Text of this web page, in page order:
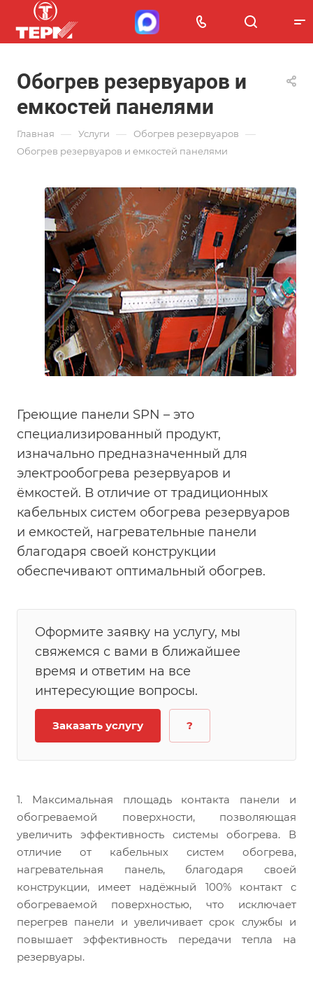
Обогрев резервуаров и
емкостей панелями
Главная — Услуги — Обогрев резервуаров —
Обогрев резервуаров и емкостей панелями
Греющие панели SPN – это
специализированный продукт,
изначально предназначенный для
электрообогрева резервуаров и
ёмкостей. В отличие от традиционных
кабельных систем обогрева резервуаров
и емкостей, нагревательные панели
благодаря своей конструкции
обеспечивают оптимальный обогрев.
Оформите заявку на услугу, мы
свяжемся с вами в ближайшее
время и ответим на все
интересующие вопросы.
Заказать услугу ?
1. Максимальная площадь контакта панели и
обогреваемой поверхности, позволяющая
увеличить эффективность системы обогрева. В
отличие от кабельных систем обогрева,
нагревательная панель, благодаря своей
конструкции, имеет надёжный 100% контакт с
обогреваемой поверхностью, что исключает
перегрев панели и увеличивает срок службы и
повышает эффективность передачи тепла на
резервуары.